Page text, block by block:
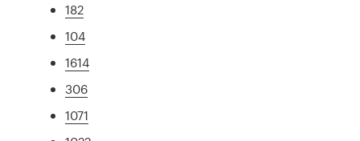
182
104
1614
306
1071